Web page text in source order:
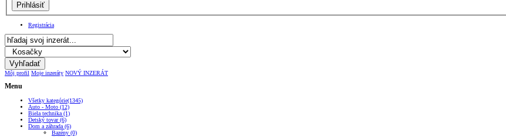
Registrácia
Môj profil Moje inzeráty NOVÝ INZERÁT
Menu
Všetky kategórie(1345)
Auto - Moto (12)
Biela technika (1)
Detský tovar (6)
Dom a záhrada (6)
Bazény (0)